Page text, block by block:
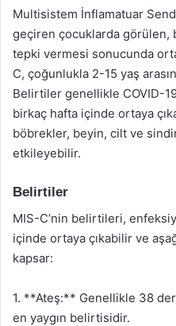
Multisistem İnflamatuar
geçiren çocuklarda görülen,
tepki vermesi sonucunda
C, çoğunlukla 2-15 yaş
Belirtiler genellikle COVID-
birkaç hafta içinde ortaya
böbrekler, beyin, cilt ve
etkileyebilir.
Belirtiler
MIS-C’nin belirtileri,
içinde ortaya çıkabilir ve
kapsar:
1. **Ateş:** Genellikle 38
en yaygın belirtisidir.